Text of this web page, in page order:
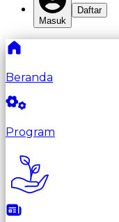
Masuk
Daftar
Beranda
Program